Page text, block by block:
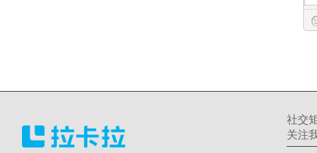
社交
关注